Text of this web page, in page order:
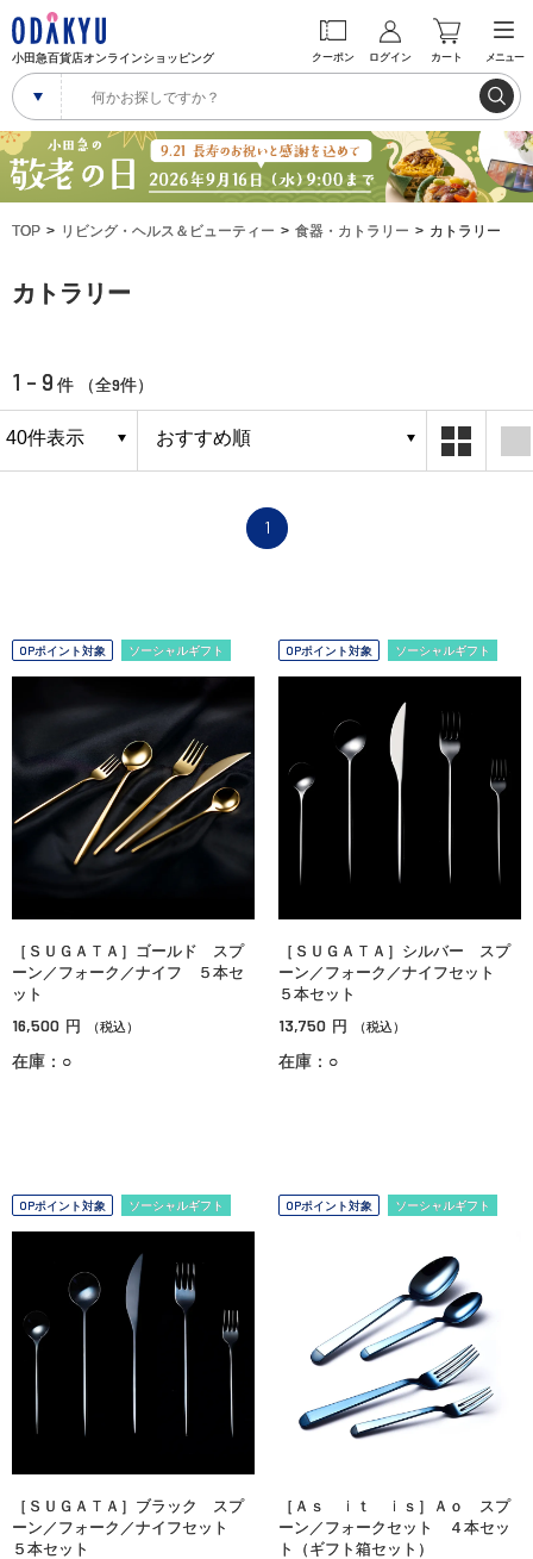
小田急百貨店オンラインショッピング クーポン ログイン カート メニュー
TOP リビング・ヘルス＆ビューティー 食器・カトラリー カトラリー
カトラリー
1 - 9 件 （全9件）
1
OPポイント対象 ソーシャルギフト
［ＳＵＧＡＴＡ］ゴールド スプ
ーン／フォーク／ナイフ ５本セ
ット
16,500 円 （税込）
在庫：○
OPポイント対象 ソーシャルギフト
［ＳＵＧＡＴＡ］シルバー スプ
ーン／フォーク／ナイフセット
５本セット
13,750 円 （税込）
在庫：○
OPポイント対象 ソーシャルギフト
［ＳＵＧＡＴＡ］ブラック スプ
ーン／フォーク／ナイフセット
５本セット
OPポイント対象 ソーシャルギフト
［Ａｓ ｉｔ ｉｓ］Ａｏ スプ
ーン／フォークセット ４本セッ
ト（ギフト箱セット）